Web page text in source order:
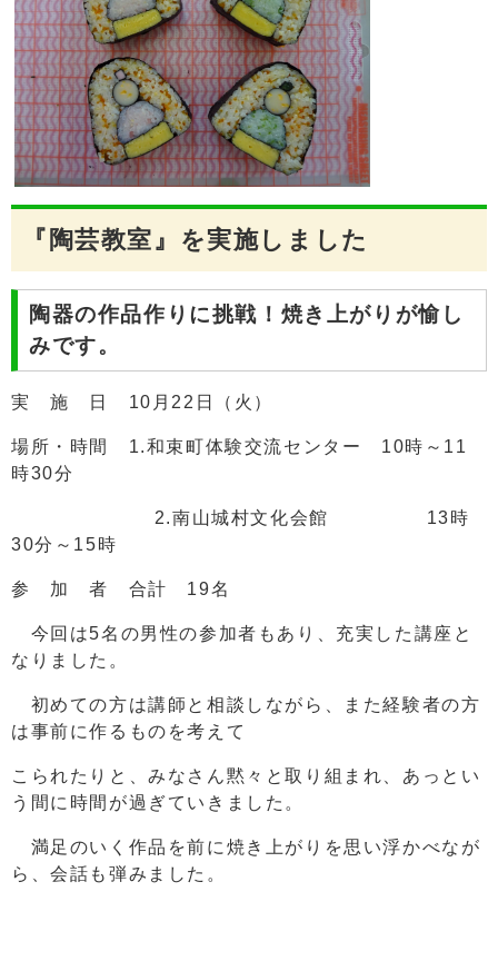
『陶芸教室』を実施しました
陶器の作品作りに挑戦！焼き上がりが愉し
みです。
実 施 日 10月22日（火）
場所・時間 1.和束町体験交流センター 10時～11
時30分
2.南山城村文化会館 13時
30分～15時
参 加 者 合計 19名
今回は5名の男性の参加者もあり、充実した講座と
なりました。
初めての方は講師と相談しながら、また経験者の方
は事前に作るものを考えて
こられたりと、みなさん黙々と取り組まれ、あっとい
う間に時間が過ぎていきました。
満足のいく作品を前に焼き上がりを思い浮かべなが
ら、会話も弾みました。